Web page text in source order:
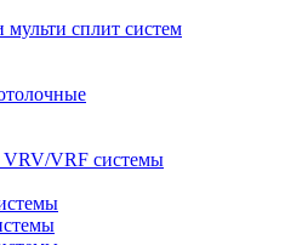
сплит систем
VRV/VRF системы